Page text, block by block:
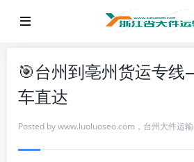
🎯台州到亳州货运专
车直达
Posted bywww.luoluoseo.com ， 台州大件运输